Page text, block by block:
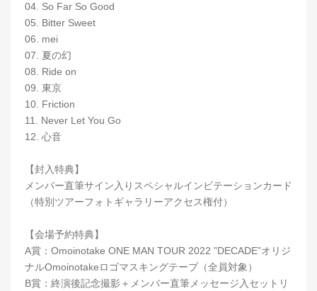
04. So Far So Good
05. Bitter Sweet
06. mei
07. 夏の幻
08. Ride on
09. 東京
10. Friction
11. Never Let You Go
12. 心音
【封入特典】
メンバー直筆サイン入りスペシャルインビテーションカード
（特別ツアーフォトギャラリーアクセス権付）
【会場予約特典】
A賞：Omoinotake ONE MAN TOUR 2022 ”DECADE”オリジ
ナルOmoinotakeロゴマスキングテープ（全員対象）
B賞：終演後記念撮影＋メンバー直筆メッセージ入セットリ